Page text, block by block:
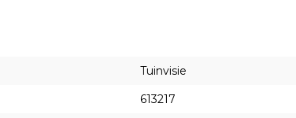
Tuinvisie
613217